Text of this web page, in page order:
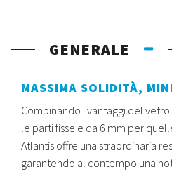
GENERALE
MASSIMA SOLIDITÀ,
Combinando i vantaggi del
le parti fisse e da 6 mm per
Atlantis offre una straordinaria
garantendo al contempo una